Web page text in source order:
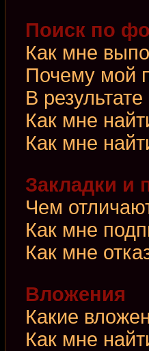
Поиск по
Как мне
Почему мой
В
Как мне
Как мне
Закладки и
Чем
Как мне
Как мне
Вложения
Какие
Как мне